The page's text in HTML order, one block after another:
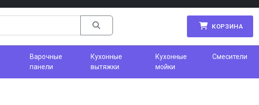
КОРЗИНА
Варочные
панели
Кухонные
вытяжки
Кухонные
мойки
Смесители